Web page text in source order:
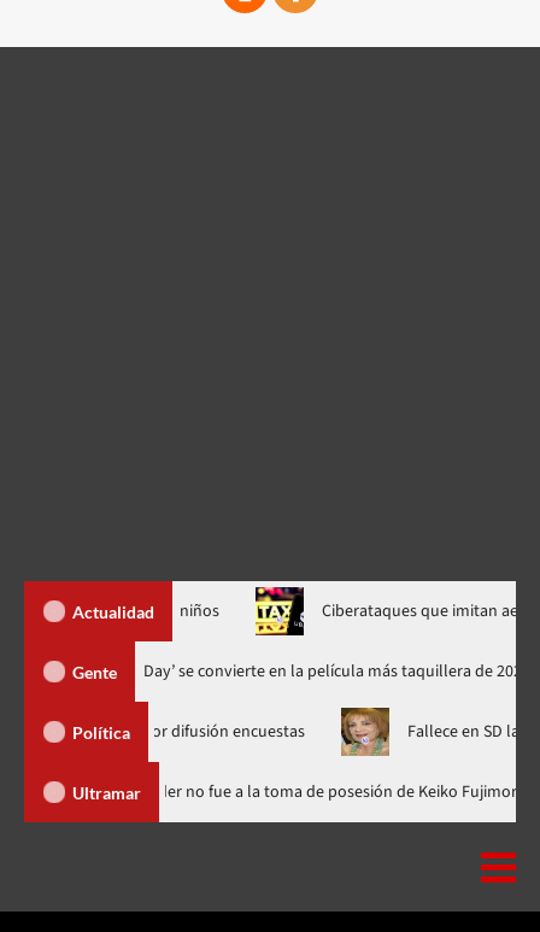
Actualidad
el interés de niños Ciberataques que imitan aerolíneas
Gente
‘Spider-Man: Brand New Day’ se convierte en la película más
Política
Media por difusión encuestas Fallece en SD la abogada
Ultramar Luis Abinader no fue a la toma de posesión de